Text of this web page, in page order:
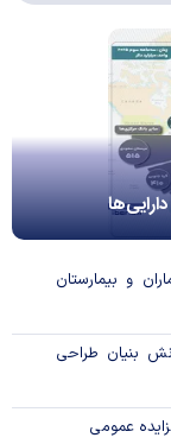
و بیمارستان
بنیان طراحی
عمومی